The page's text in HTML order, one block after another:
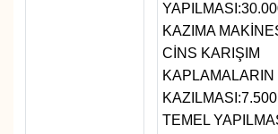
KAZIMA
CİNS KARIŞIM
KAPLAMALARIN
TEMEL